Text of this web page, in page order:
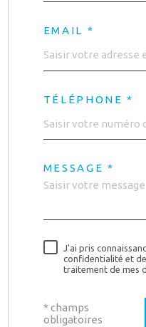
EMAIL *
TÉLÉPHONE *
MESSAGE *
J'ai pris
confidentialité et
traitement de mes
* champs
obligatoires